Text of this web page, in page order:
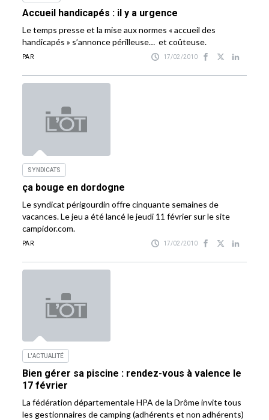
Accueil handicapés : il y a urgence
Le temps presse et la mise aux normes « accueil des
handicapés » s’annonce périlleuse… et coûteuse.
PAR 17/02/2010
SYNDICATS
ça bouge en dordogne
Le syndicat périgourdin offre cinquante semaines de
vacances. Le jeu a été lancé le jeudi 11 février sur le site
campidor.com.
PAR 17/02/2010
L'ACTUALITÉ
Bien gérer sa piscine : rendez-vous à valence le
17 février
La fédération départementale HPA de la Drôme invite tous
les gestionnaires de camping (adhérents et non adhérents)